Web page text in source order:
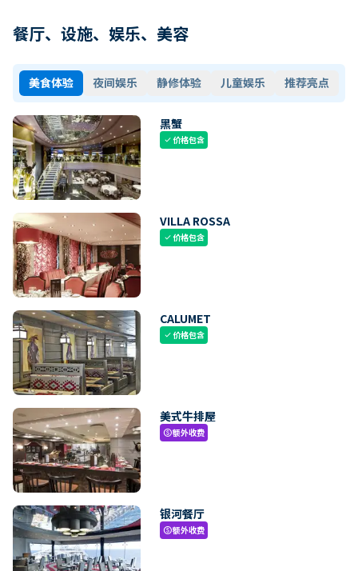
餐厅、设施、娱乐、美容
美食体验 夜间娱乐 静修体验 儿童娱乐 推荐亮点
黑蟹
check价格包含
VILLA ROSSA
check价格包含
CALUMET
check价格包含
美式牛排屋
paid额外收费
银河餐厅
paid额外收费